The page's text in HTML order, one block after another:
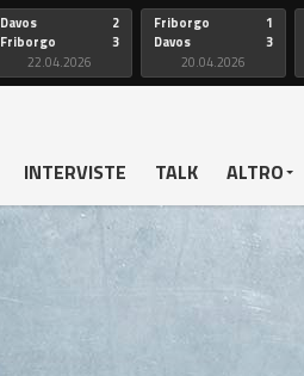
Davos
Friborgo
2
3
22.04.2026
Friborgo
Davos
1
3
20.04.2026
INTERVISTE TALK ALTRO